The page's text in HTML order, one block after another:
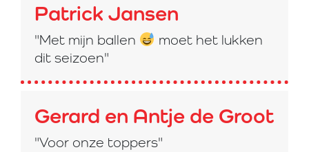
Patrick Jansen
"Met mijn ballen
moet het lukken
dit seizoen"
Gerard en Antje de Groot
"Voor onze toppers"